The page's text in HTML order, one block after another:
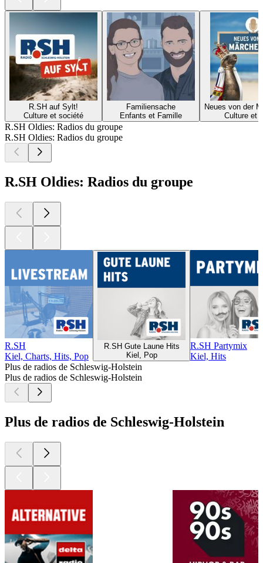
R.SH auf Sylt!
Culture et société
Familiensache
Enfants et Famille
Neues von der
Culture et
R.SH Oldies: Radios du groupe
R.SH Oldies: Radios du groupe
R.SH Oldies: Radios du groupe
R.SH
Kiel, Charts, Hits, Pop
R.SH Gute Laune Hits
Kiel, Pop
R.SH Partymix
Kiel, Hits
Plus de radios de Schleswig-Holstein
Plus de radios de Schleswig-Holstein
Plus de radios de Schleswig-Holstein